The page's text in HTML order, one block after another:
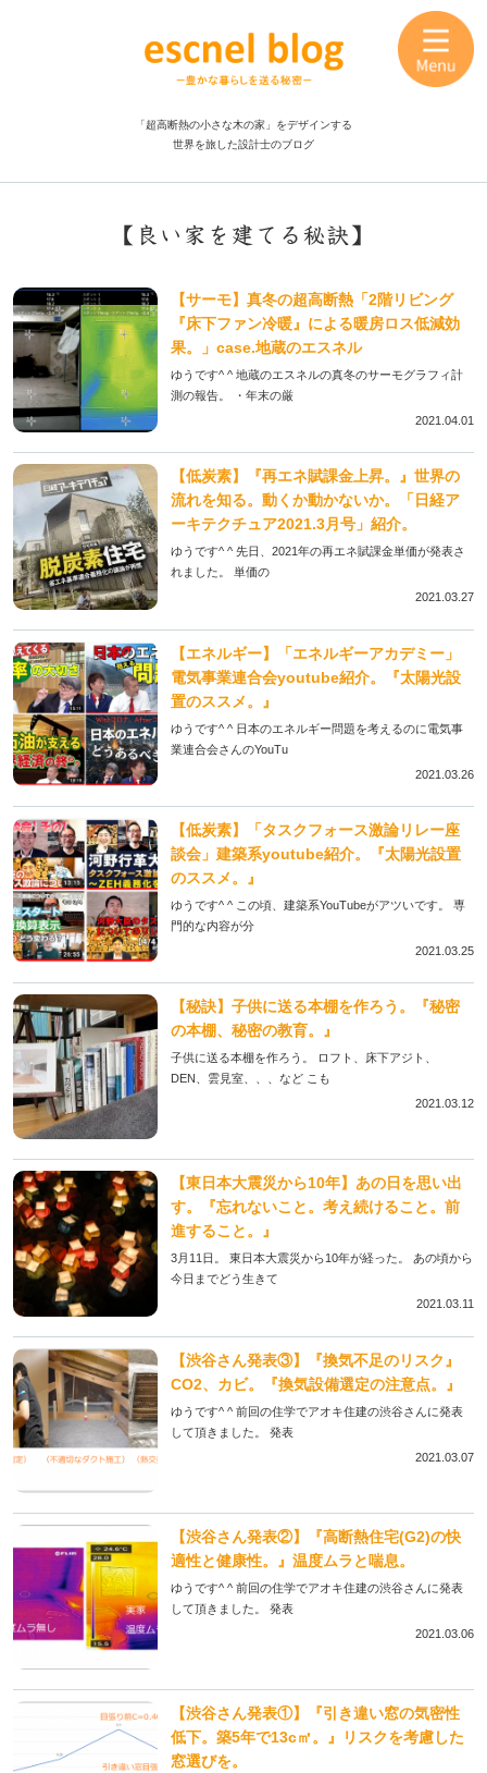
「超高断熱の小さな木の家」をデザインする
世界を旅した設計士のブログ
【良い家を建てる秘訣】
【サーモ】真冬の超高断熱「2階リビング
『床下ファン冷暖』による暖房ロス低減効
果。」case.地蔵のエスネル
ゆうです^ ^ 地蔵のエスネルの真冬のサーモグラフィ計
測の報告。 ・年末の厳
2021.04.01
【低炭素】『再エネ賦課金上昇。』世界の
流れを知る。動くか動かないか。「日経ア
ーキテクチュア2021.3月号」紹介。
ゆうです^ ^ 先日、2021年の再エネ賦課金単価が発表さ
れました。 単価の
2021.03.27
【エネルギー】「エネルギーアカデミー」
電気事業連合会youtube紹介。『太陽光設
置のススメ。』
ゆうです^ ^ 日本のエネルギー問題を考えるのに電気事
業連合会さんのYouTu
2021.03.26
【低炭素】「タスクフォース激論リレー座
談会」建築系youtube紹介。『太陽光設置
のススメ。』
ゆうです^ ^ この頃、建築系YouTubeがアツいです。 専
門的な内容が分
2021.03.25
【秘訣】子供に送る本棚を作ろう。『秘密
の本棚、秘密の教育。』
子供に送る本棚を作ろう。 ロフト、床下アジト、
DEN、雲見室、、、など こも
2021.03.12
【東日本大震災から10年】あの日を思い出
す。『忘れないこと。考え続けること。前
進すること。』
3月11日。 東日本大震災から10年が経った。 あの頃から
今日までどう生きて
2021.03.11
【渋谷さん発表③】『換気不足のリスク』
CO2、カビ。『換気設備選定の注意点。』
ゆうです^ ^ 前回の住学でアオキ住建の渋谷さんに発表
して頂きました。 発表
2021.03.07
【渋谷さん発表②】『高断熱住宅(G2)の快
適性と健康性。』温度ムラと喘息。
ゆうです^ ^ 前回の住学でアオキ住建の渋谷さんに発表
して頂きました。 発表
2021.03.06
【渋谷さん発表①】『引き違い窓の気密性
低下。築5年で13c㎡。』リスクを考慮した
窓選びを。